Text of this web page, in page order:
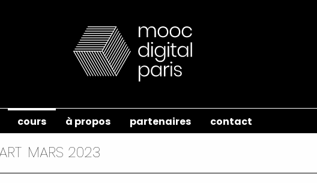
cours à propos partenaires contact
MARS 2023